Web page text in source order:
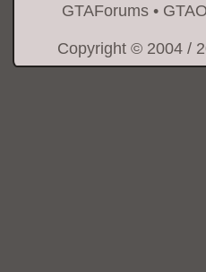
GTAForums •
Copyright © 2004 /